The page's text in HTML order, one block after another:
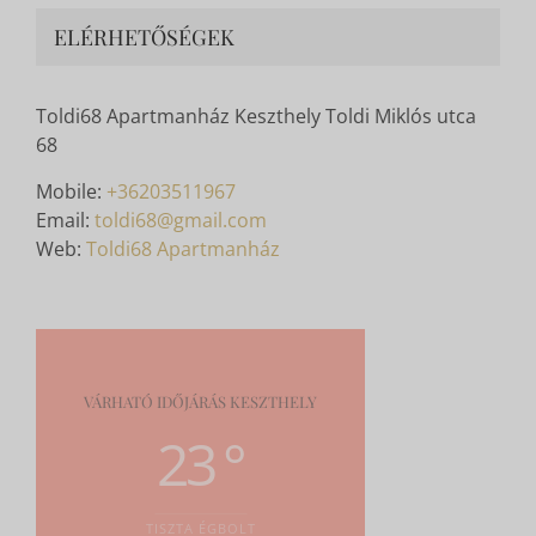
Toldi68 Apartmanház Keszthely Toldi Miklós utca
68
Mobile:+36203511967
Email: toldi68@gmail.com
23 °